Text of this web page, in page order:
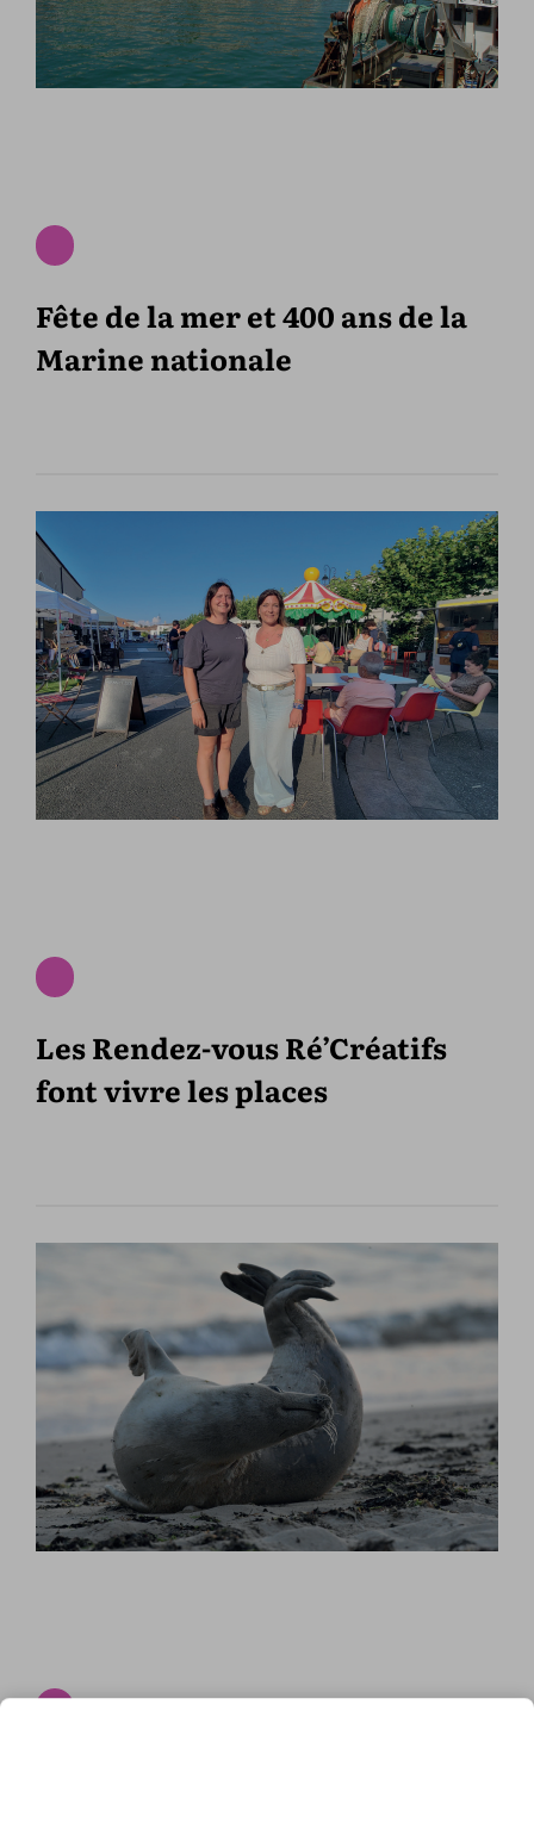
Fête de la mer et 400 ans de la
Marine nationale
Les Rendez-vous Ré’Créatifs
font vivre les places